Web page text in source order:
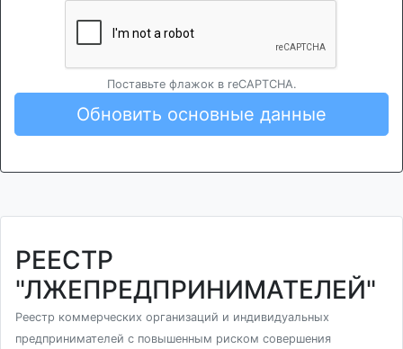
Поставьте флажок в reCAPTCHA.
Обновить основные данные
РЕЕСТР
"ЛЖЕПРЕДПРИНИМАТЕЛЕЙ"
Реестр коммерческих организаций и индивидуальных
предпринимателей с повышенным риском совершения